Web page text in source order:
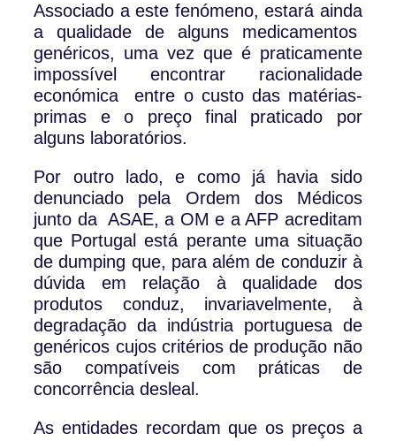
Associado a este fenómeno, estará ainda
a qualidade de alguns medicamentos
genéricos, uma vez que é praticamente
impossível encontrar racionalidade
económica entre o custo das matérias-
primas e o preço final praticado por
alguns laboratórios.
Por outro lado, e como já havia sido
denunciado pela Ordem dos Médicos
junto da ASAE, a OM e a AFP acreditam
que Portugal está perante uma situação
de dumping que, para além de conduzir à
dúvida em relação à qualidade dos
produtos conduz, invariavelmente, à
degradação da indústria portuguesa de
genéricos cujos critérios de produção não
são compatíveis com práticas de
concorrência desleal.
As entidades recordam que os preços a